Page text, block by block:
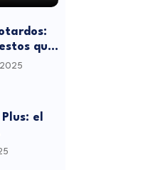
que
cómo
el
para